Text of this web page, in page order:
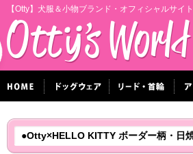
【Otty】犬服＆小物ブランド・オフィシャルサイ
●Otty×HELLO KITTY ボーダー柄・日